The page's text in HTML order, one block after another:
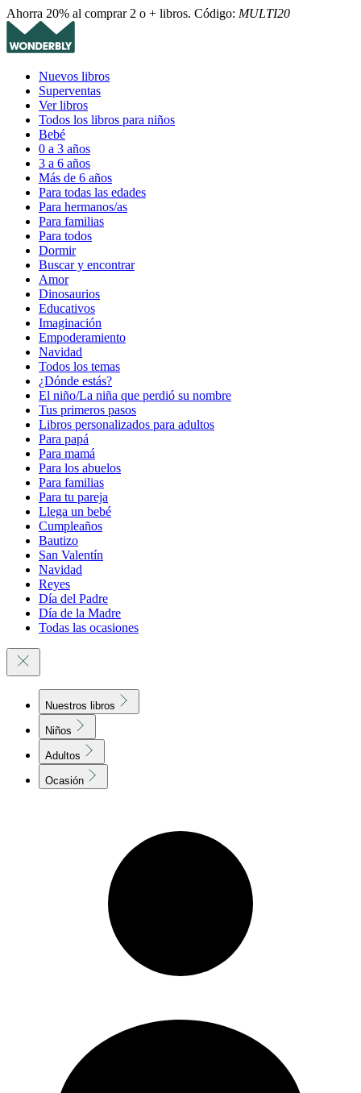
Ahorra 20% al comprar 2 o + libros. Código: MULTI20
Nuevos libros
Superventas
Ver libros
Todos los libros para niños
Bebé
0 a 3 años
3 a 6 años
Más de 6 años
Para todas las edades
Para hermanos/as
Para familias
Para todos
Dormir
Buscar y encontrar
Amor
Dinosaurios
Educativos
Imaginación
Empoderamiento
Navidad
Todos los temas
¿Dónde estás?
El niño/La niña que perdió su nombre
Tus primeros pasos
Libros personalizados para adultos
Para papá
Para mamá
Para los abuelos
Para familias
Para tu pareja
Llega un bebé
Cumpleaños
Bautizo
San Valentín
Navidad
Reyes
Día del Padre
Día de la Madre
Todas las ocasiones
Nuestros libros
Niños
Adultos
Ocasión